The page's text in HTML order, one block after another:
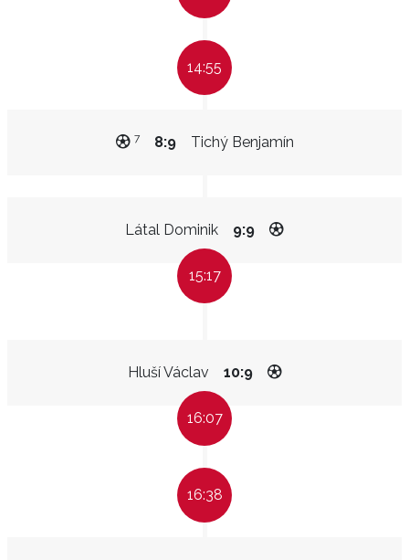
14:55
Tichý Benjamín
8:9
7
Látal Dominik 9:9
15:17
Hluší Václav 10:9
16:07
16:38